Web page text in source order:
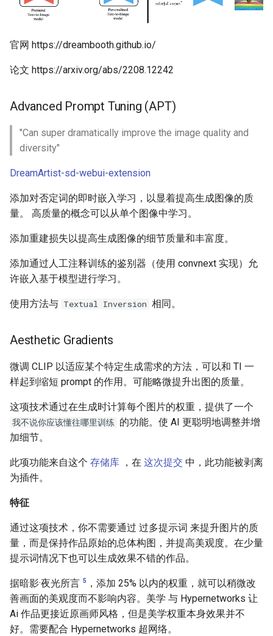
官网 https://dreambooth.github.io/
论文 https://arxiv.org/abs/2208.12242
Advanced Prompt Tuning (APT)
"Can super dramatically improve the image quality and
diversity"
DreamArtist-sd-webui-extension
添加对否定词的即时嵌入学习，以显着提高生成图像的质
量。 高质量的概念可以从单个图像中学习。
添加重建损失以提高生成图像的细节质量和丰富度。
添加通过人工注释训练的鉴别器（使用 convnext 实现）允
许嵌入基于模型进行学习。
使用方法与 Textual Inversion 相同。
Aesthetic Gradients
微调 CLIP 以适应某个特定生成需求的方法，可以和 TI 一
样起到缩短 prompt 的作用。可能略微提升出图的质量。
这项技术通过在生成时计算每个图片的权重，提供了一个
我不说你应该懂往哪里训练 的功能。使 AI 更聪明地调整并增
加细节。
此项功能来自这个 存储库 ，在 这次提交 中，此功能被剥离
为插件。
特征
通过这项技术，你不需要通过 过多提示词 来提升图片的质
量，而是保持作品原始的总体构图，并提高美观度。在少量
提示词情况下也可以生成效果不错的作品。
据暗影·夜光所言 5
，添加 25% 以内的权重，就可以稍微改
善画面的美观度而不影响内容。美学 与 Hypernetworks 让
Ai 作品更接近原画师风格，但是美学权重本身效果并不
好。需要配合 Hypernetworks 超网络。